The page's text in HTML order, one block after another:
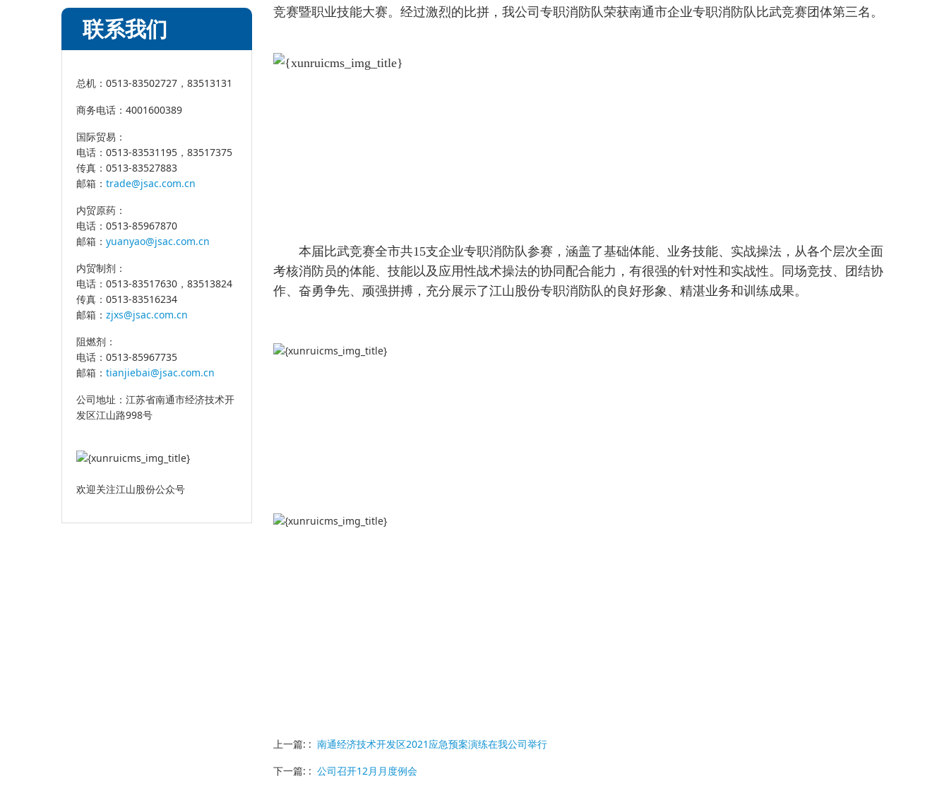
联系我们
总机：0513-83502727，83513131
商务电话：4001600389
国际贸易：
电话：0513-83531195，83517375
传真：0513-83527883
邮箱： trade@jsac.com.cn
内贸原药：
电话：0513-85967870
邮箱： yuanyao@jsac.com.cn
内贸制剂：
电话：0513-83517630，83513824
传真：0513-83516234
邮箱： zjxs@jsac.com.cn
阻燃剂：
电话：0513-85967735
邮箱： tianjiebai@jsac.com.cn
公司地址：江苏省南通市经济技术开
发区江山路998号
欢迎关注江山股份公众号
竞赛暨职业技能大赛。经过激烈的比拼，我公司专职消防队荣获南通市企业专职消防队比武竞赛团体第三名。
本届比武竞赛全市共15支企业专职消防队参赛，涵盖了基础体能、业务技能、实战操法，从各个层次全面
考核消防员的体能、技能以及应用性战术操法的协同配合能力，有很强的针对性和实战性。同场竞技、团结协
作、奋勇争先、顽强拼搏，充分展示了江山股份专职消防队的良好形象、精湛业务和训练成果。
上一篇: : 南通经济技术开发区2021应急预案演练在我公司举行
下一篇: : 公司召开12月月度例会